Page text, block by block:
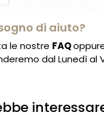
di aiuto?
le nostre FAQ
dal Lunedì al